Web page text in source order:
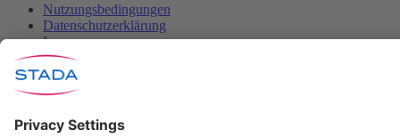
Nutzungsbedingungen
Datenschutzerklärung
Impressum
Cookie Einstellungen
Progenerika | © Copyright STADA Arzneimittel AG 2025